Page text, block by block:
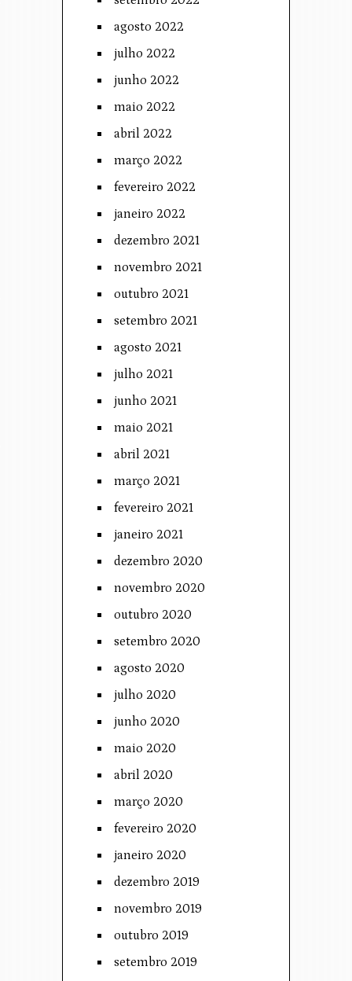
agosto 2022
julho 2022
junho 2022
maio 2022
abril 2022
março 2022
fevereiro 2022
janeiro 2022
dezembro 2021
novembro 2021
outubro 2021
setembro 2021
agosto 2021
julho 2021
junho 2021
maio 2021
abril 2021
março 2021
fevereiro 2021
janeiro 2021
dezembro 2020
novembro 2020
outubro 2020
setembro 2020
agosto 2020
julho 2020
junho 2020
maio 2020
abril 2020
março 2020
fevereiro 2020
janeiro 2020
dezembro 2019
novembro 2019
outubro 2019
setembro 2019